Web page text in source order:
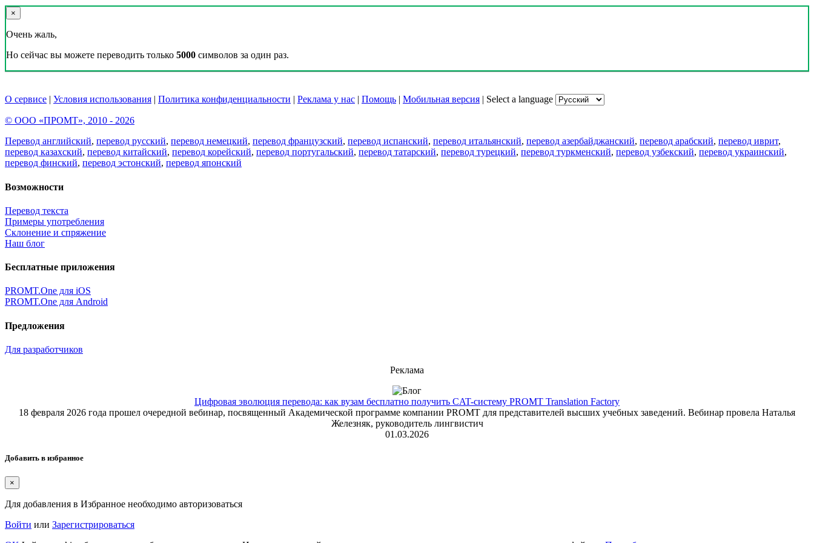
×
Очень жаль,
Но сейчас вы можете переводить только 5000 символов за один раз.
О сервисе | Условия использования | Политика конфиденциальности | Реклама у нас | Помощь | Мобильная версия | Select a language
© ООО «ПРОМТ», 2010 - 2026
Перевод английский, перевод русский, перевод немецкий, перевод французский, перевод испанский, перевод итальянский, перевод азербайджанский, перевод арабский, перевод иврит,
перевод казахский, перевод китайский, перевод корейский, перевод португальский, перевод татарский, перевод турецкий, перевод туркменский, перевод узбекский, перевод украинский,
перевод финский, перевод эстонский, перевод японский
Возможности
Перевод текста
Примеры употребления
Склонение и спряжение
Наш блог
Бесплатные приложения
PROMT.One для iOS
PROMT.One для Android
Предложения
Для разработчиков
Реклама
Цифровая эволюция перевода: как вузам бесплатно получить CAT-систему PROMT Translation Factory
18 февраля 2026 года прошел очередной вебинар, посвященный Академической программе компании PROMT для представителей высших учебных заведений. Вебинар провела Наталья
Железняк, руководитель лингвистич
01.03.2026
Добавить в избранное
×
Для добавления в Избранное необходимо авторизоваться
Войти или Зарегистрироваться